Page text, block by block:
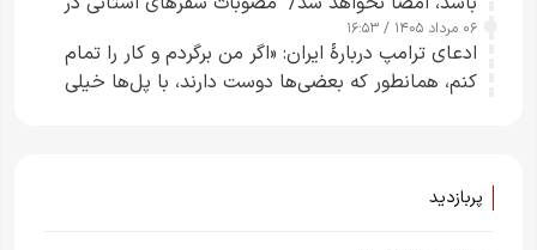
چارچوب قانون بودجه است+ عکس
۰۶ مرداد ۱۴۰۵ / ۱۶:۵۳
ادعای ترامپ دربارهٔ ایران: «اگر من برگردم و کار را تمام
کنم، همانطور که بعضی‌ها دوست دارند، با پل‌ها خیلی
پربازدید